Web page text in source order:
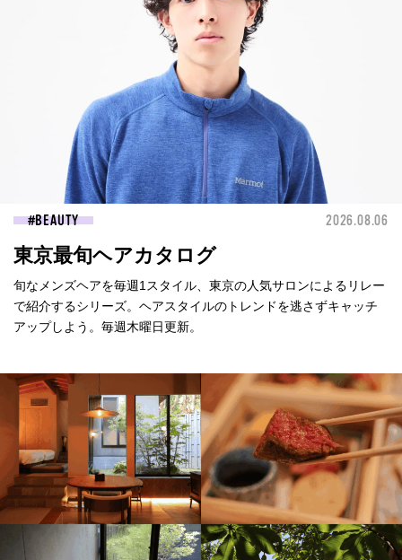
BEAUTY 2026.08.06
東京最旬ヘアカタログ
旬なメンズヘアを毎週1スタイル、東京の人気サロンによるリレー
で紹介するシリーズ。ヘアスタイルのトレンドを逃さずキャッチ
アップしよう。毎週木曜日更新。